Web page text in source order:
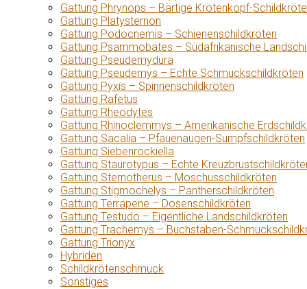
Gattung Phrynops – Bärtige Krötenkopf-
Gattung Platysternon
Gattung Podocnemis – Schienenschildkröten
Gattung Psammobates – Südafrikanische
Gattung Pseudemydura
Gattung Pseudemys – Echte Schmuckschildkröten
Gattung Pyxis – Spinnenschildkröten
Gattung Rafetus
Gattung Rheodytes
Gattung Rhinoclemmys – Amerikanische
Gattung Sacalia – Pfauenaugen-Sumpfschildkröten
Gattung Siebenrockiella
Gattung Staurotypus – Echte
Gattung Sternotherus – Moschusschildkröten
Gattung Stigmochelys – Pantherschildkröten
Gattung Terrapene – Dosenschildkröten
Gattung Testudo – Eigentliche Landschildkröten
Gattung Trachemys – Buchstaben-
Gattung Trionyx
Hybriden
Schildkrötenschmuck
Sonstiges